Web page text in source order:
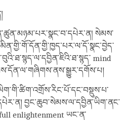
སེམས་
mind
བྱང་ཆུབ་སེམས་ལ་དབྱིན་ཡིག་ནང་
enlightenment ཡང་ན་